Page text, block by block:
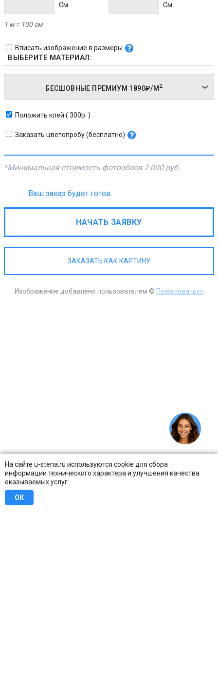
На сайте u-stena.ru используются cookie для сбора
информации технического характера и улучшения качества
оказываемых услуг.
ОК
Cм Cм
1 м = 100 см
Вписать изображение в размеры
ВЫБЕРИТЕ МАТЕРИАЛ:
БЕСШОВНЫЕ ПРЕМИУМ 1890₽/М 2
Положить клей ( 300р. )
Заказать цветопробу (бесплатно)
*Минимальная стоимость фотообоев 2 000 руб.
Ваш заказ будет готов
НАЧАТЬ ЗАЯВКУ
ЗАКАЗАТЬ КАК КАРТИНУ
Изображение добавлено пользователем © Пожаловаться